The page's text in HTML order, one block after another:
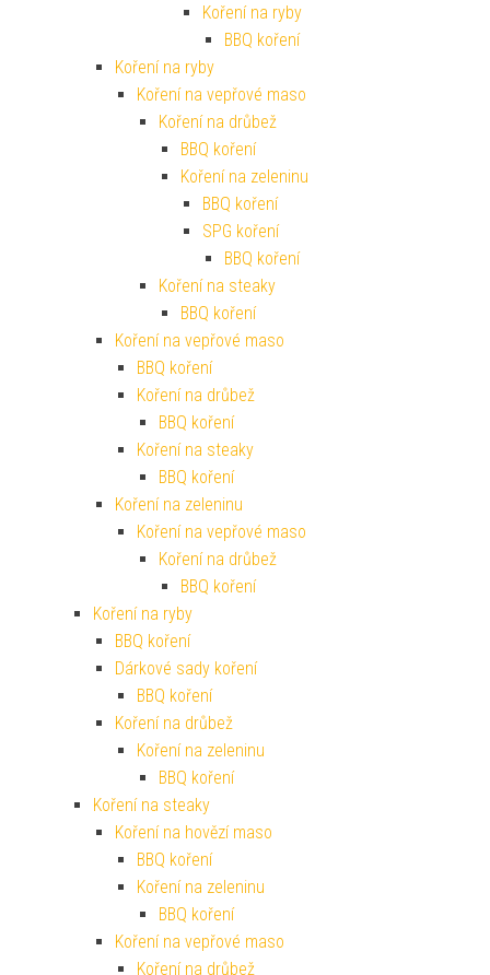
Koření na ryby
BBQ koření
Koření na ryby
Koření na vepřové maso
Koření na drůbež
BBQ koření
Koření na zeleninu
BBQ koření
SPG koření
BBQ koření
Koření na steaky
BBQ koření
Koření na vepřové maso
BBQ koření
Koření na drůbež
BBQ koření
Koření na steaky
BBQ koření
Koření na zeleninu
Koření na vepřové maso
Koření na drůbež
BBQ koření
Koření na ryby
BBQ koření
Dárkové sady koření
BBQ koření
Koření na drůbež
Koření na zeleninu
BBQ koření
Koření na steaky
Koření na hovězí maso
BBQ koření
Koření na zeleninu
BBQ koření
Koření na vepřové maso
Koření na drůbež